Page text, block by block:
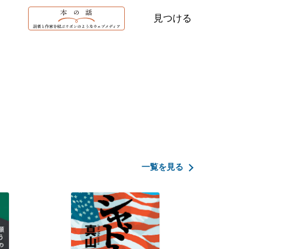
見つける
一覧を見る